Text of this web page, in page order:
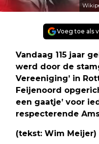
Voeg toe als
Vandaag 115 jaar
werd door de
Vereeniging’ in
Feijenoord
een gaatje’ voor
respecterende
(tekst: Wim Meijer)